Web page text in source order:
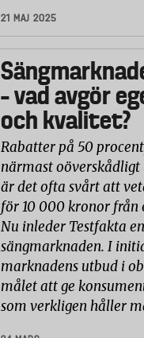
21 MAJ 2025
– vad avgör
och kvalitet?
Rabatter på 50
närmast oöverskådligt
är det ofta svårt att
för 10 000 kronor från
Nu inleder Testfakta
sängmarknaden. I
marknadens utbud i
målet att ge
som verkligen håller